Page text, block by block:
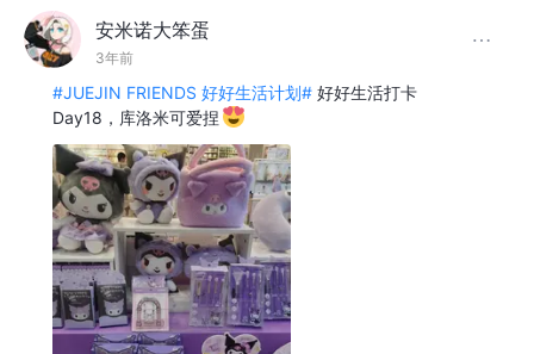
安米诺大笨蛋
3年前
#JUEJIN FRIENDS 好好生活计划# 好好生活打卡
Day18，库洛米可爱捏